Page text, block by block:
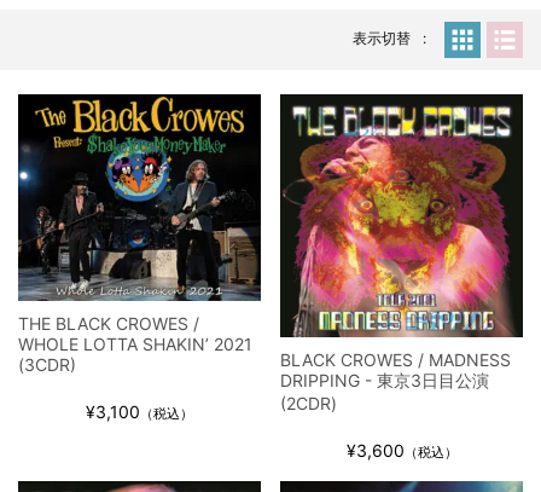
マネスキン / 2024年6月9日 ドイツ ROCK AM RING 公演 FHD 完
リアム・ギャラガー / 2024年6月1日 英国シェフィールド公演 完
全収録！
*NEW RELEASE (最新約3ヶ月)
2024.6.9
メガデス / 2023年8月4日 ドイツ W.O.A. 公演 FHD 完全収録！
*NEW RELEASE (最新約3ヶ月)
2024.6.9
ユーライア・ヒープ / 2023年8月3日 ドイツ W.O.A. 公演 FHD 完
全収録！
2024.6.9
ジャーニー / 1979年5月8+9日 コロラド州 2公演 SBD 完全収録！
*NEW RELEASE (最新約3ヶ月)
2024.11.9
NGHFB / 2024年7月28日 フジロック’24公演 超高音質AI-SBD！
*NEW RELEASE (最新約3ヶ月)
ウォーニング / 2024年4月22日 英リーズ公演 超高音質
IEM+Aud！
表示切替
THE BLACK CROWES /
WHOLE LOTTA SHAKIN’ 2021
(3CDR)
¥3,100 （税込）
BLACK CROWES / MADNESS
DRIPPING - 東京3日目公演
(2CDR)
¥3,600 （税込）